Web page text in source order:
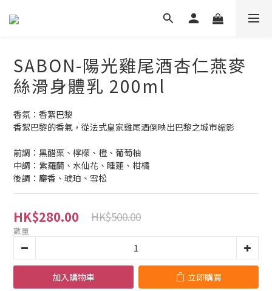
SABON-陽光雞尾酒杏仁燕麥
絲滑身體乳 200ml
香氛：香絮巴黎
香絮巴黎的香氣，從法式皇家雞尾酒倒映出巴黎之城市縮影
前調：黑醋栗、檸檬、橙、葡萄柚
中調：紫羅蘭、水仙花、睡蓮、柑橘
後調：麝香、琥珀、雪松
HK$280.00 HK$500.00
數量
加入購物車 立即購買